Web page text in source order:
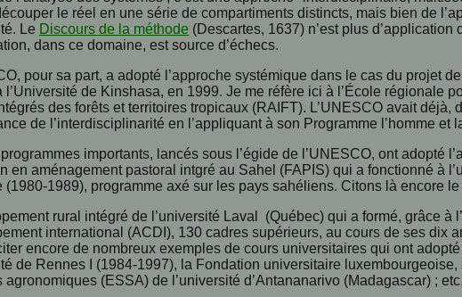
le réel en une série de compartiments distincts, mais bien de
Le Discours de la méthode (Descartes, 1637) n’est plus
dans ce domaine, est source d’échecs.
pour sa part, a adopté l’approche systémique dans le cas du projet
l’Université de Kinshasa, en 1999. Je me réfère ici à l’École régionale
des forêts et territoires tropicaux (RAIFT). L’UNESCO avait déjà,
de l’interdisciplinarité en l’appliquant à son Programme l’homme et
programmes importants, lancés sous l’égide de l’UNESCO, ont adopté
en aménagement pastoral intgré au Sahel (FAPIS) qui a fonctionné à
(1980-1989), programme axé sur les pays sahéliens. Citons là encore
rural intégré de l’université Laval (Québec) qui a formé, grâce à
international (ACDI), 130 cadres supérieurs, au cours de ses dix
encore de nombreux exemples de cours universitaires qui ont
de Rennes I (1984-1997), la Fondation universitaire
agronomiques (ESSA) de l’université d’Antananarivo (Madagascar) ; etc.